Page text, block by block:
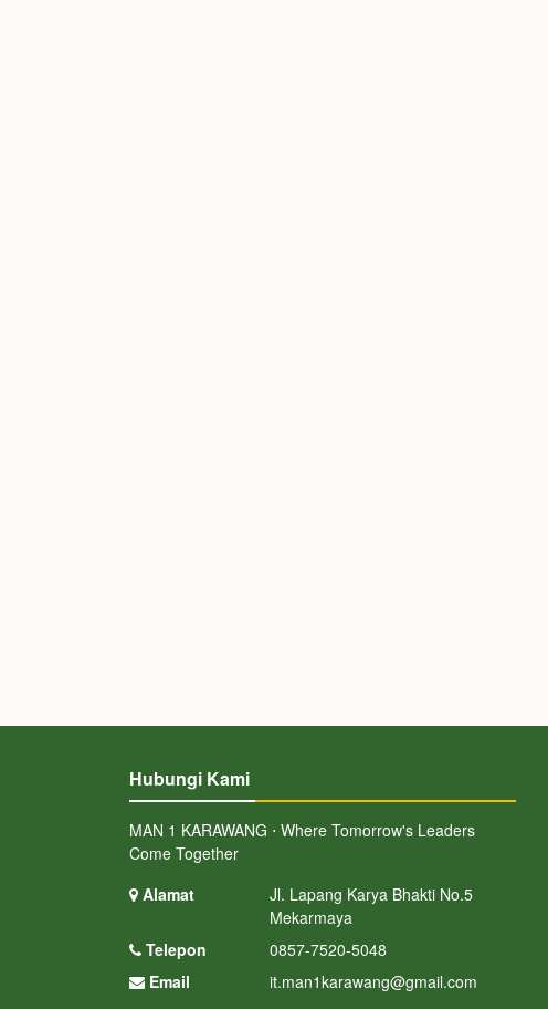
Hubungi Kami
MAN 1 KARAWANG ⋅ Where Tomorrow's Leaders
Come Together
Alamat
Jl. Lapang Karya Bhakti No.5
Mekarmaya
Telepon
0857-7520-5048
Email
it.man1karawang@gmail.com